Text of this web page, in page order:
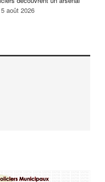
5 août 2026